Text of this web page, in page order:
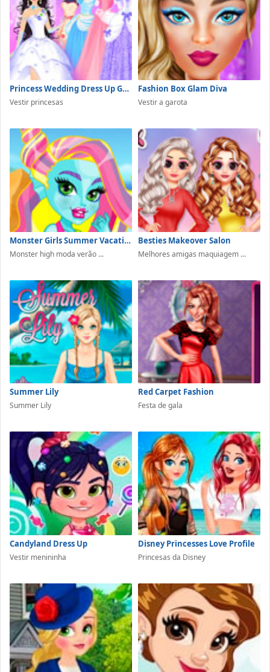
Princess Wedding Dress Up Game
Vestir princesas
Fashion Box Glam Diva
Vestir a garota
Monster Girls Summer Vacation
Monster high moda verão ...
Besties Makeover Salon
Melhores amigas maquiagem ...
Summer Lily
Summer Lily
Red Carpet Fashion
Festa de gala
Candyland Dress Up
Vestir menininha
Disney Princesses Love Profile
Princesas da Disney